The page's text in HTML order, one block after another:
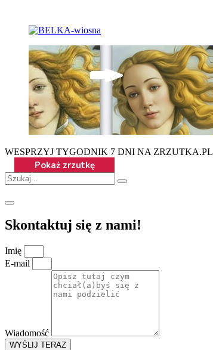
WESPRZYJ TYGODNIK 7 DNI NA ZRZUTKA.PL
Skontaktuj się z nami!
Imię
E-mail
Wiadomość
WYŚLIJ TERAZ